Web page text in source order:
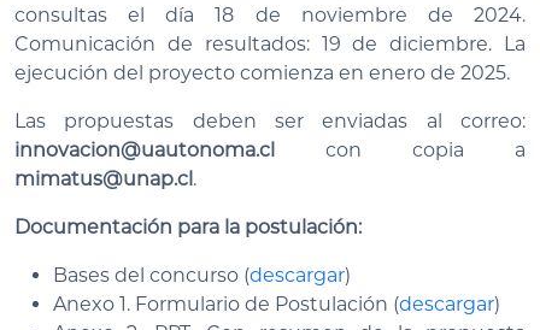
consultas el día 18 de noviembre de 2024.
Comunicación de resultados: 19 de diciembre. La
ejecución del proyecto comienza en enero de 2025.
Las propuestas deben ser enviadas al correo:
innovacion@uautonoma.cl
con copia a
mimatus@unap.cl .
Documentación para la postulación:
Bases del concurso (descargar)
Anexo 1. Formulario de Postulación (descargar)